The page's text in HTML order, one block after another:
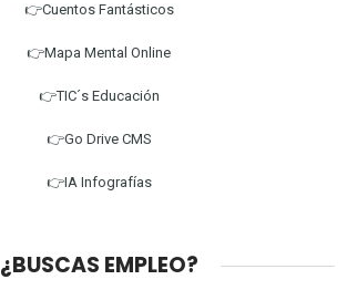
👉Cuentos Fantásticos
👉Mapa Mental Online
👉TIC´s Educación
👉Go Drive CMS
👉IA Infografías
¿BUSCAS EMPLEO?